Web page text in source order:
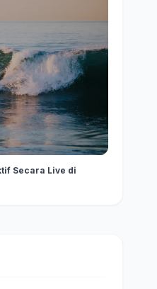
Secara Live di